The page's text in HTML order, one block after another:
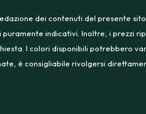
dei contenuti del presente
indicativi. Inoltre, i prezzi
I colori disponibili potrebbero
è consigliabile rivolgersi